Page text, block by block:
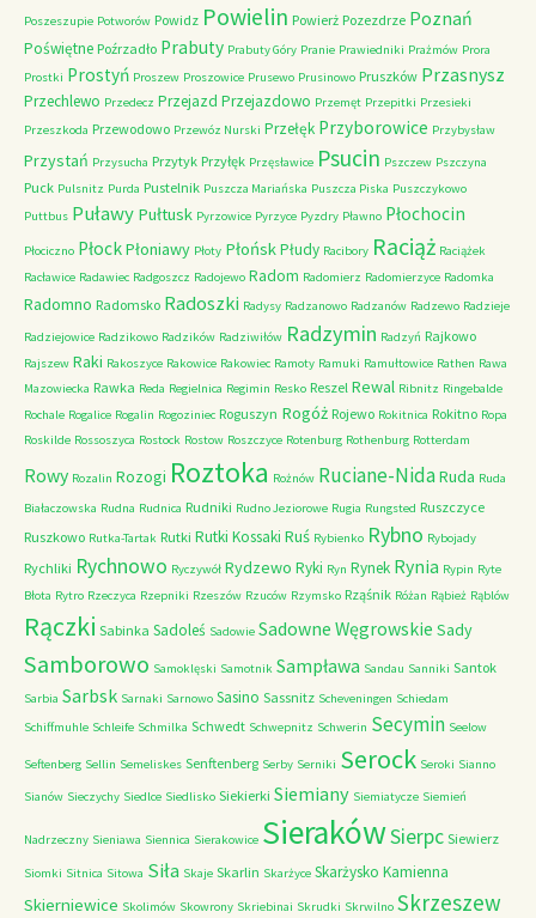
Poszeszupie Potworów Powidz Powielin Powierż Pozezdrze Poznań
Poświętne Poźrzadło Prabuty Prabuty Góry Pranie Prawiedniki Prażmów Prora
Prostki Prostyń Proszew Proszowice Prusewo Prusinowo Pruszków Przasnysz
Przechlewo Przedecz Przejazd Przejazdowo Przemęt Przepitki Przesieki
Przeszkoda Przewodowo Przewóz Nurski Przełęk Przyborowice Przybysław
Przystań Przysucha Przytyk Przyłęk Przęsławice Psucin Pszczew Pszczyna
Puck Pulsnitz Purda Pustelnik Puszcza Mariańska Puszcza Piska Puszczykowo
Puttbus Puławy Pułtusk Pyrzowice Pyrzyce Pyzdry Pławno Płochocin
Płociczno PłockPłoniawy Płoty PłońskPłudy Racibory Raciąż Raciążek
Racławice Radawiec Radgoszcz Radojewo Radom Radomierz Radomierzyce Radomka
Radomno Radomsko Radoszki Radysy Radzanowo Radzanów Radzewo Radzieje
Radziejowice Radzikowo Radzików Radziwiłów Radzymin Radzyń Rajkowo
Rajszew Raki Rakoszyce Rakowice Rakowiec Ramoty Ramuki Ramułtowice Rathen Rawa
Mazowiecka Rawka Reda Regielnica Regimin Resko Reszel Rewal Ribnitz Ringebalde
Rochale Rogalice Rogalin Rogoziniec Roguszyn Rogóż Rojewo Rokitnica Rokitno Ropa
Roskilde Rossoszyca Rostock Rostow Roszczyce Rotenburg Rothenburg Rotterdam
Rowy Rozalin Rozogi Roztoka Rożnów Ruciane-NidaRuda Ruda
Białaczowska Rudna Rudnica Rudniki Rudno Jeziorowe Rugia Rungsted Ruszczyce
Ruszkowo Rutka-Tartak Rutki Rutki Kossaki Ruś Rybienko Rybno Rybojady
Rychliki Rychnowo Ryczywół Rydzewo Ryki Ryn Rynek Rynia Rypin Ryte
Błota Rytro Rzeczyca Rzepniki Rzeszów Rzuców Rzymsko Rząśnik Różan Rąbież Rąblów
Rączki Sabinka Sadoleś Sadowie Sadowne Węgrowskie Sady
Samborowo Samoklęski Samotnik Sampława Sandau Sanniki Santok
Sarbia Sarbsk Sarnaki Sarnowo Sasino Sassnitz Scheveningen Schiedam
Schiffmuhle Schleife Schmilka Schwedt Schwepnitz Schwerin Secymin Seelow
Seftenberg Sellin Semeliskes Senftenberg Serby Serniki Serock Seroki Sianno
Sianów Sieczychy Siedlce Siedlisko Siekierki Siemiany Siemiatycze Siemień
Nadrzeczny Sieniawa Siennica Sierakowice SierakówSierpc Siewierz
Siomki Sitnica Sitowa Siła Skaje Skarlin Skarżyce Skarżysko Kamienna
Skierniewice Skolimów Skowrony Skriebinai Skrudki Skrwilno Skrzeszew